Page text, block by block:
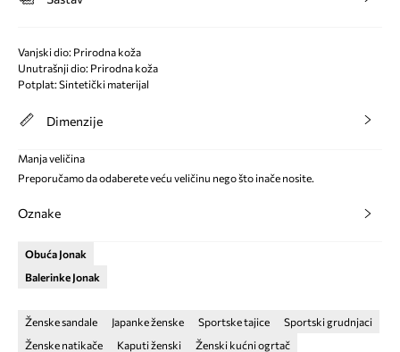
Vanjski dio: Prirodna koža
Unutrašnji dio: Prirodna koža
Potplat: Sintetički materijal
Dimenzije
Manja veličina
Preporučamo da odaberete veću veličinu nego što inače nosite.
Oznake
Obuća Jonak
Balerinke Jonak
Ženske sandale Japanke ženske Sportske tajice
Sportski grudnjaci
Ženske natikače
Kaputi ženski
Ženski kućni ogrtač